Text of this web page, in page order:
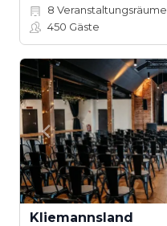
8 Veranstaltungsräume
450 Gäste
Kliemannsland